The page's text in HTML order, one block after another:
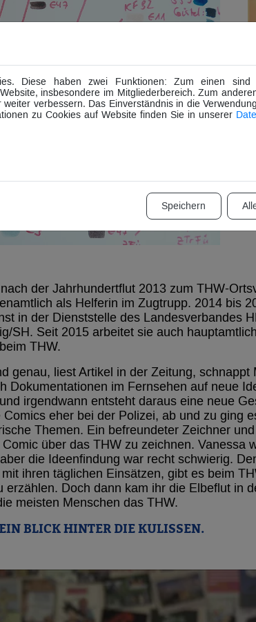
der Jahrhundertflut 2013 zum THW-
als Helferin im Zugtrupp. 2014 bis
in der Dienststelle des Landesverbandes
SH. Seit 2015 arbeitet sie auch
THW.
genau, liest Artikel in der Zeitung, schnappt
Dokumentationen im Fernsehen auf neue
irgendwann entsteht daraus eine neue
eher bei der Polizei, ab und zu ging
Themen. Ein befreundeter Zeichner
über das THW zu zeichnen. Vanessa
die Ideenfindung war recht schwierig.
ihren täglichen Einsätzen, gibt es beim
erzählen. Doch dann kam ihr die Elbeflut in
meisten Menschen das THW.
EIN BLICK HINTER DIE KULISSEN.
Diese haben zwei Funktionen: Zum einen
insbesondere im Mitgliederbereich. Zum
verbessern. Das Einverständnis in die
zu Cookies auf Website finden Sie in unserer
Speichern